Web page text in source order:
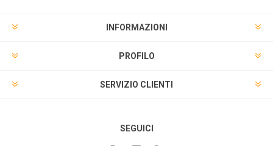
INFORMAZIONI
PROFILO
SERVIZIO CLIENTI
SEGUICI